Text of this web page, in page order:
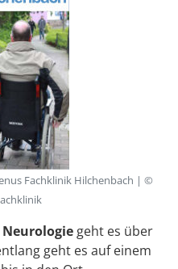
geht es über
geht es auf einem
Fachklinik Hilchenbach | ©